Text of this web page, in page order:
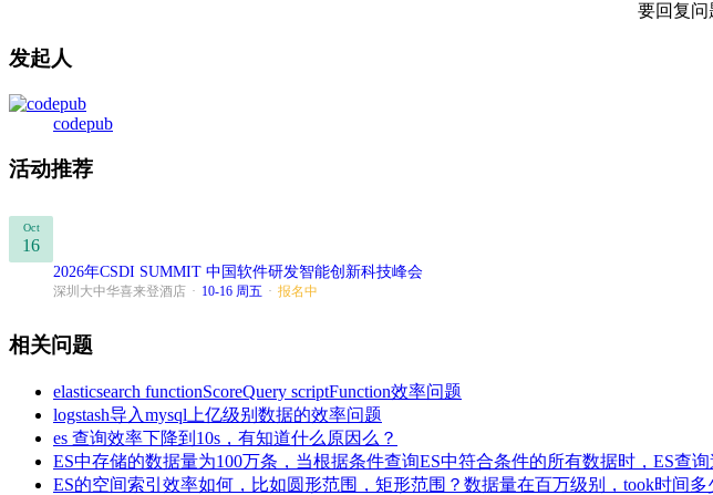
要回复问
发起人
codepub
活动推荐
Oct
16
2026年CSDI SUMMIT 中国软件研发智能创新科技峰会
深圳大中华喜来登酒店 · 10-16 周五 · 报名中
相关问题
elasticsearch functionScoreQuery scriptFunction效率问题
logstash导入mysql上亿级别数据的效率问题
es 查询效率下降到10s，有知道什么原因么？
ES中存储的数据量为100万条，当根据条件查询ES中符合条件的所有数据时，ES查
ES的空间索引效率如何，比如圆形范围，矩形范围？数据量在百万级别，took时间多